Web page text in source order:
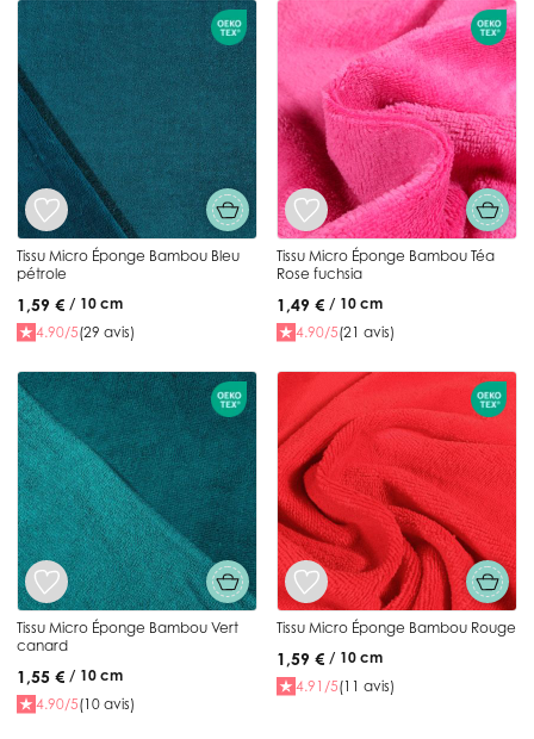
Tissu Micro Éponge Bambou Bleu
pétrole
1,59 € / 10 cm
4.90/5(29 avis)
Tissu Micro Éponge Bambou Téa
Rose fuchsia
1,49 € / 10 cm
4.90/5(21 avis)
Tissu Micro Éponge Bambou Vert
canard
1,55 € / 10 cm
4.90/5(10 avis)
Tissu Micro Éponge Bambou Rouge
1,59 € / 10 cm
4.91/5(11 avis)